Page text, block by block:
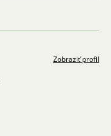
Zobraziť profil